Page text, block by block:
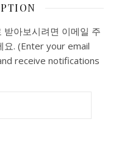
아보시려면 이메일 주
요. (Enter your email
receive notifications